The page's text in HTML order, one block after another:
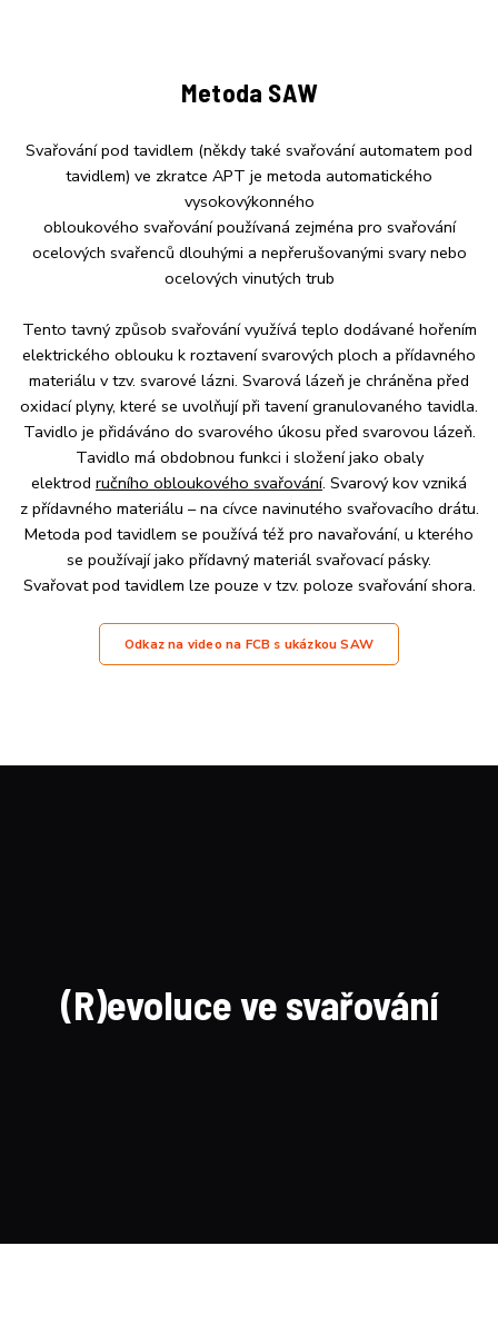
Metoda SAW
Svařování pod tavidlem (někdy také svařování automatem pod
tavidlem) ve zkratce APT je metoda automatického
vysokovýkonného
obloukového svařování používaná zejména pro svařování
ocelových svařenců dlouhými a nepřerušovanými svary nebo
ocelových vinutých trub
Tento tavný způsob svařování využívá teplo dodávané hořením
elektrického oblouku k roztavení svarových ploch a přídavného
materiálu v tzv. svarové lázni. Svarová lázeň je chráněna před
oxidací plyny, které se uvolňují při tavení granulovaného tavidla.
Tavidlo je přidáváno do svarového úkosu před svarovou lázeň.
Tavidlo má obdobnou funkci i složení jako obaly
elektrod ručního obloukového svařování. Svarový kov vzniká
z přídavného materiálu – na cívce navinutého svařovacího drátu.
Metoda pod tavidlem se používá též pro navařování, u kterého
se používají jako přídavný materiál svařovací pásky.
Svařovat pod tavidlem lze pouze v tzv. poloze svařování shora.
Odkaz na video na FCB s ukázkou SAW
(R)evoluce ve svařování